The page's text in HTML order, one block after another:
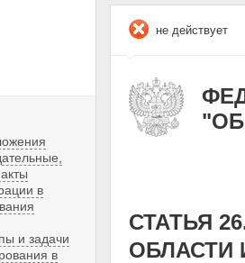
в
и задачи
в
не действует
СТАТЬЯ
ОБЛАСТИ